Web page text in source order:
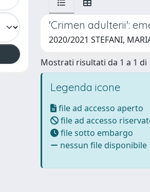
'Crimen adulterii':
2020/2021 STEFANI,
Mostrati risultati da 1 a 1 di
Legenda icone
file ad accesso aperto
file ad accesso
file sotto embargo
nessun file disponibile